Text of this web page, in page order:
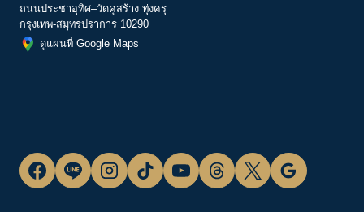
ถนนประชาอุทิศ–วัดคู่สร้าง ทุ่งครุ
กรุงเทพ-สมุทรปราการ 10290
ดูแผนที่ Google Maps